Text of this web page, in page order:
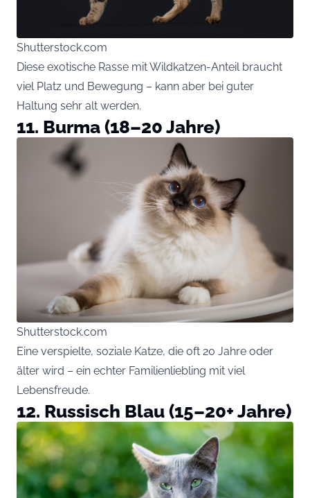
Shutterstock.com
Diese exotische Rasse mit Wildkatzen-Anteil braucht
viel Platz und Bewegung – kann aber bei guter
Haltung sehr alt werden.
11. Burma (18–20 Jahre)
Shutterstock.com
Eine verspielte, soziale Katze, die oft 20 Jahre oder
älter wird – ein echter Familienliebling mit viel
Lebensfreude.
12. Russisch Blau (15–20+ Jahre)